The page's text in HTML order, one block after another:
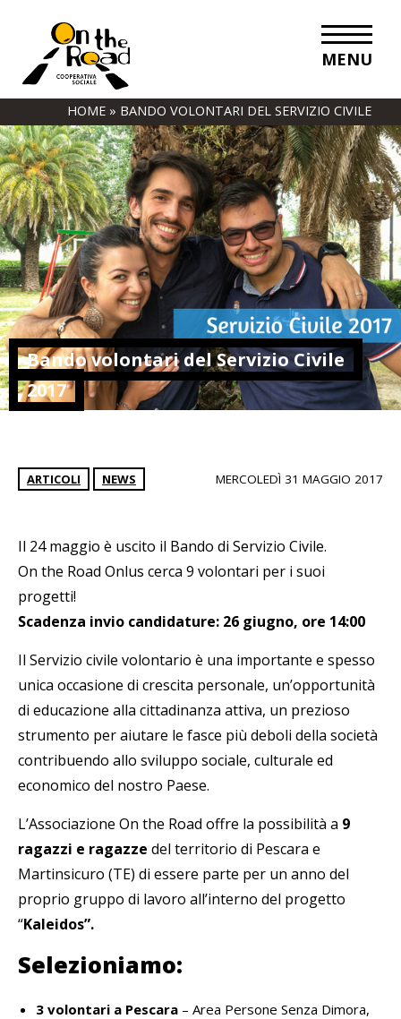
MENU
HOME » BANDO VOLONTARI DEL SERVIZIO CIVILE
2017
Bando volontari del Servizio Civile
2017
ARTICOLI NEWS MERCOLEDÌ 31 MAGGIO 2017
Il 24 maggio è uscito il Bando di Servizio Civile.
On the Road Onlus cerca 9 volontari per i suoi
progetti!
Scadenza invio candidature: 26 giugno, ore 14:00
Il Servizio civile volontario è una importante e spesso
unica occasione di crescita personale, un’opportunità
di educazione alla cittadinanza attiva, un prezioso
strumento per aiutare le fasce più deboli della società
contribuendo allo sviluppo sociale, culturale ed
economico del nostro Paese.
L’Associazione On the Road offre la possibilità a 9
ragazzi e ragazze del territorio di Pescara e
Martinsicuro (TE) di essere parte per un anno del
proprio gruppo di lavoro all’interno del progetto
“Kaleidos”.
Selezioniamo:
3 volontari a Pescara – Area Persone Senza Dimora,